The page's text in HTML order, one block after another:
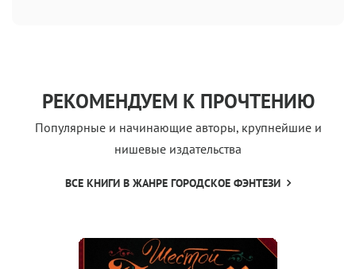
РЕКОМЕНДУЕМ К ПРОЧТЕНИЮ
Популярные и начинающие авторы, крупнейшие и
нишевые издательства
ВСЕ КНИГИ В ЖАНРЕ ГОРОДСКОЕ ФЭНТЕЗИ